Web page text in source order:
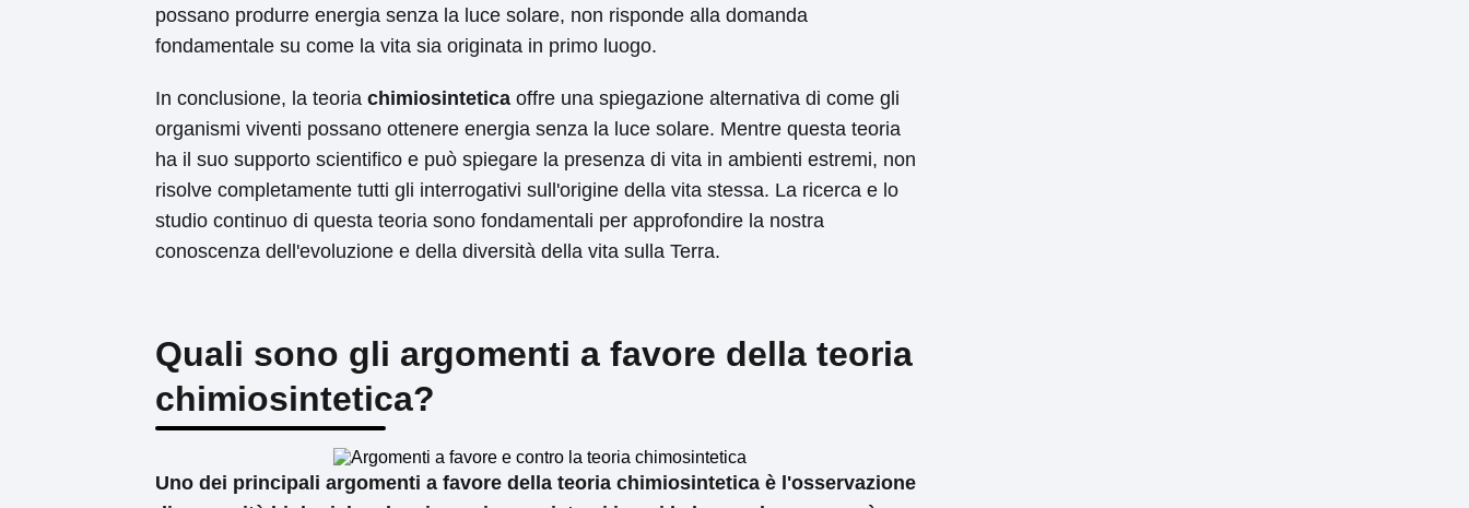
possano produrre energia senza la luce solare, non risponde alla domanda
fondamentale su come la vita sia originata in primo luogo.
In conclusione, la teoria chimiosintetica offre una spiegazione alternativa di come gli
organismi viventi possano ottenere energia senza la luce solare. Mentre questa teoria
ha il suo supporto scientifico e può spiegare la presenza di vita in ambienti estremi, non
risolve completamente tutti gli interrogativi sull'origine della vita stessa. La ricerca e lo
studio continuo di questa teoria sono fondamentali per approfondire la nostra
conoscenza dell'evoluzione e della diversità della vita sulla Terra.
Quali sono gli argomenti a favore della teoria
chimiosintetica?
Uno dei principali argomenti a favore della teoria chimiosintetica è l'osservazione